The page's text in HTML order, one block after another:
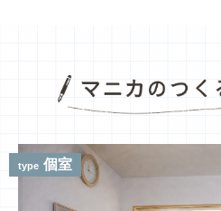
type 個室